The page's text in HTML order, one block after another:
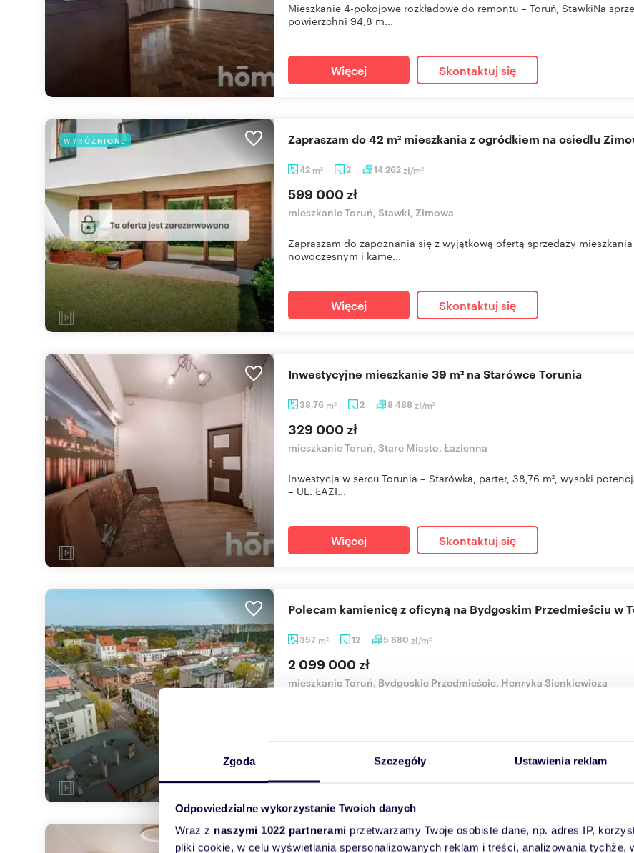
Zgoda Szczegóły Ustawienia reklam
Odpowiedzialne wykorzystanie Twoich danych
Wraz z naszymi 1022 partnerami przetwarzamy Twoje osobiste dane, np. adres IP,
pliki cookie, w celu wyświetlania spersonalizowanych reklam i treści, analizowania tychże,
Mieszkanie 4-pokojowe rozkładowe do remontu – Toruń, StawkiNa
powierzchni 94,8 m...
Więcej Skontaktuj się
WYRÓŻNIONE
42 m2 2 14 262zł/m2
Zapraszam do 42 m² mieszkania z ogródkiem na osiedlu
599 000 zł
mieszkanie Toruń, Stawki, Zimowa
Zapraszam do zapoznania się z wyjątkową ofertą sprzedaży
nowoczesnym i kame...
Więcej Skontaktuj się
38,76 m2 2 8 488 zł/m2
Inwestycyjne mieszkanie 39 m² na Starówce Torunia
329 000 zł
mieszkanie Toruń, Stare Miasto, Łazienna
Inwestycja w sercu Torunia – Starówka, parter, 38,76 m², wysoki
– UL. ŁAZI...
Więcej Skontaktuj się
357 m2 12 5 880 zł/m2
Polecam kamienicę z oficyną na Bydgoskim Przedmieściu w
2 099 000 zł
mieszkanie Toruń, Bydgoskie Przedmieście, Henryka Sienkiewicza
Mam przyjemność przedstawić Państwu na sprzedaż wyjątkową
Kamienica z 1900 r. 4 pokoje, potencjał aranżacji